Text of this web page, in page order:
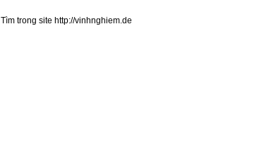
Tìm trong site http://vinhnghiem.de